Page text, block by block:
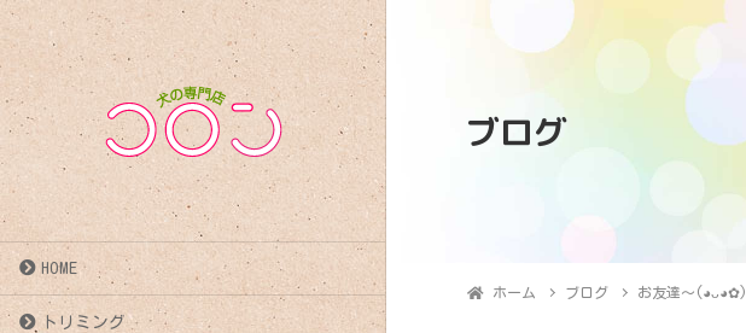
HOME
トリミング
ブログ
ホーム ブログ お友達〜(⁠◕⁠ᴗ⁠◕⁠✿⁠)